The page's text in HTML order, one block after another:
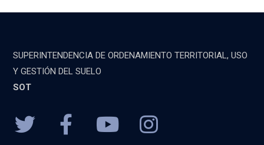
SUPERINTENDENCIA DE ORDENAMIENTO TERRITORIAL, USO
Y GESTIÓN DEL SUELO
SOT